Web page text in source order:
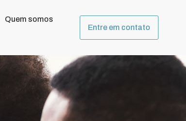
Quem somos
Entre em contato